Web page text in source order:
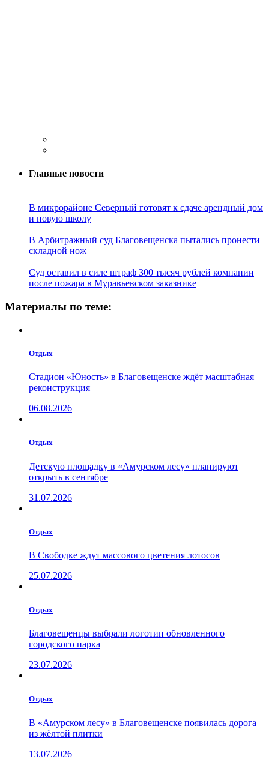
Главные новости
В микрорайоне Северный готовят к сдаче арендный дом
и новую школу
В Арбитражный суд Благовещенска пытались пронести
складной нож
Суд оставил в силе штраф 300 тысяч рублей компании
после пожара в Муравьевском заказнике
Материалы по теме:
Отдых
Стадион «Юность» в Благовещенске ждёт масштабная
реконструкция
06.08.2026
Отдых
Детскую площадку в «Амурском лесу» планируют
открыть в сентябре
31.07.2026
Отдых
В Свободке ждут массового цветения лотосов
25.07.2026
Отдых
Благовещенцы выбрали логотип обновленного
городского парка
23.07.2026
Отдых
В «Амурском лесу» в Благовещенске появилась дорога
из жёлтой плитки
13.07.2026